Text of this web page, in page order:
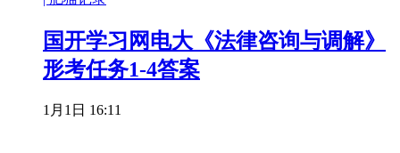
国开学习网电大《法律咨询与调解》
形考任务1-4答案
1月1日 16:11